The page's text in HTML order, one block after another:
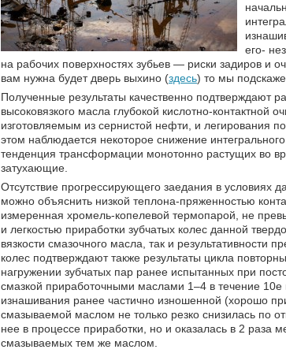
его-
на рабочих поверхностях зубьев — риски задиров и
вам нужна будет дверь выхино (здесь) то мы
Полученные результаты качественно подтверждают
высоковязкого масла глубокой кислотно-контактной
изготовляемым из сернистой нефти, и легирования
этом наблюдается некоторое снижение
тенденция трансформации монотонно растущих во
затухающие.
Отсутствие прогрессирующего заедания в условиях
можно объяснить низкой теплона-пряженностью
измеренная хромель-копелевой термопарой, не
и легкостью приработки зубчатых колес данной
вязкости смазочного масла, так и результативности
колес подтверждают также результаты цикла
нагружении зубчатых пар ранее испытанных при
смазкой приработочными маслами 1–4 в течение 10е
изнашивания ранее частично изношенной (хорошо
смазываемой маслом не только резко снизилась по
нее в процессе приработки, но и оказалась в 2 раза
смазываемых тем же маслом.